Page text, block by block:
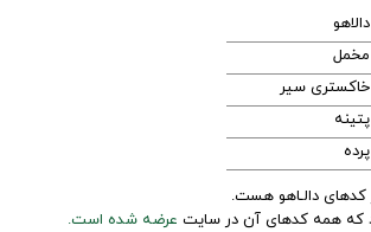
دالاهو
مخمل
خاکستری سیر
پتینه
پرده
عرضه شده است.